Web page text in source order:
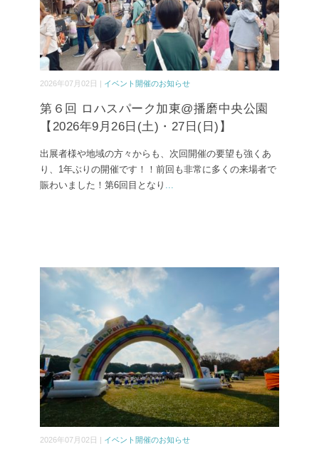
2026年07月02日 | イベント開催のお知らせ
第６回 ロハスパーク加東@播磨中央公園
【2026年9月26日(土)・27日(日)】
出展者様や地域の方々からも、次回開催の要望も強くあ
り、1年ぶりの開催です！！前回も非常に多くの来場者で
賑わいました！第6回目となり ...
2026年07月02日 | イベント開催のお知らせ